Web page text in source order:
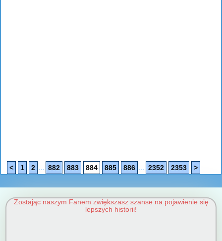
< 1 2 ... 882 883 884 885 886 ... 2352 2353 >
Zostając naszym Fanem zwiększasz szanse na pojawienie się
lepszych historii!